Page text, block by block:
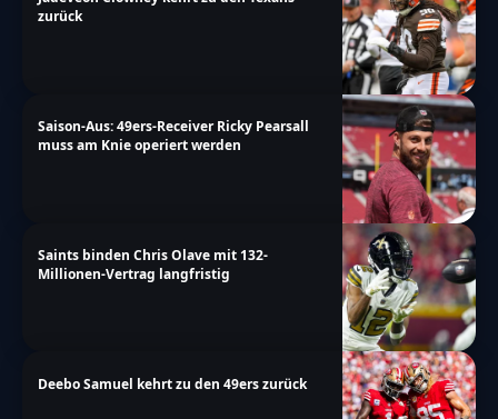
zurück
Saison-Aus: 49ers-Receiver Ricky Pearsall
muss am Knie operiert werden
Saints binden Chris Olave mit 132-
Millionen-Vertrag langfristig
Deebo Samuel kehrt zu den 49ers zurück